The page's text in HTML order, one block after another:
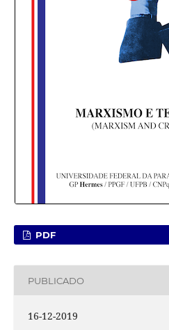
PDF
PUBLICADO
16-12-2019